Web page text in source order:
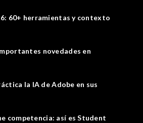
60+ herramientas y contexto
novedades en
la IA de Adobe en sus
competencia: así es Student